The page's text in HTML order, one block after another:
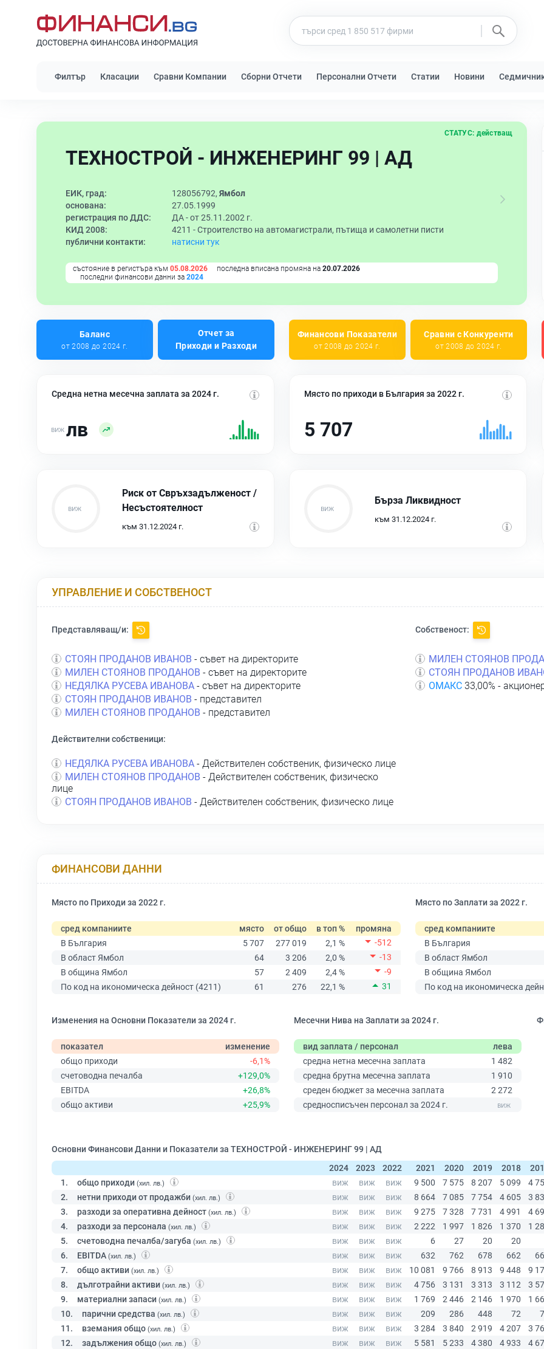
Филтър Класации Сравни Компании Сборни Отчети Персонални Отчети Статии Новини
ТЕХНОСТРОЙ - ИНЖЕНЕРИНГ 99 | АД
СТАТУС: действащ
ЕИК, град: 128056792, Ямбол
основана:
27.05.1999
регистрация по ДДС:
ДА - от 25.11.2002 г.
КИД 2008:
4211 -Строителство на автомагистрали, пътища и самолетни писти
публични контакти:
натисни тук
състояние в регистъра към 05.08.2026 последна вписана промяна на 20.07.2026
последни финансови данни за 2024
Баланс
от 2008 до 2024 г.
Отчет за
Приходи и Разходи
Финансови Показатели
от 2008 до 2024 г.
Сравни с Конкуренти
от 2008 до 2024 г.
Средна нетна месечна заплата за 2024 г.
лв
Място по приходи в България за 2022 г.
5 707
Риск от Свръхзадълженост /
Несъстоятелност
към 31.12.2024 г.
Бърза Ликвидност
към 31.12.2024 г.
УПРАВЛЕНИЕ И СОБСТВЕНОСТ
Представляващ/и:
СТОЯН ПРОДАНОВ ИВАНОВ - съвет на директорите
МИЛЕН СТОЯНОВ ПРОДАНОВ - съвет на директорите
НЕДЯЛКА РУСЕВА ИВАНОВА - съвет на директорите
СТОЯН ПРОДАНОВ ИВАНОВ - представител
МИЛЕН СТОЯНОВ ПРОДАНОВ - представител
Собственост:
МИЛЕН СТОЯНОВ
СТОЯН ПРОДАНОВ
ОМАКС 33,00% -
Действителни собственици:
НЕДЯЛКА РУСЕВА ИВАНОВА - Действителен собственик, физическо лице
МИЛЕН СТОЯНОВ ПРОДАНОВ - Действителен собственик, физическо
лице
СТОЯН ПРОДАНОВ ИВАНОВ - Действителен собственик, физическо лице
ФИНАНСОВИ ДАННИ
Място по Приходи за 2022 г.
сред компаниите място от общо в топ %
промяна
В България
5 707 277 019 2,1 %
-512
В област Ямбол
64 3 206 2,0 %
-13
В община Ямбол
57 2 409 2,4 %
-9
По код на икономическа дейност (4211)
61 276 22,1 % 31
Място по Заплати за 2022 г.
сред компаниите
В България
В област Ямбол
В община Ямбол
По код на икономическа
Изменения на Основни Показатели за 2024 г.
показател
изменение
общо приходи
-6,1%
счетоводна печалба
+129,0%
EBITDA
+26,8%
общо активи
+25,9%
Месечни Нива на Заплати за 2024 г.
вид заплата / персонал
лева
средна нетна месечна заплата
1 482
средна брутна месечна заплата
1 910
среден бюджет за месечна заплата
2 272
средносписъчен персонал за 2024 г.
Основни Финансови Данни и Показатели за ТЕХНОСТРОЙ - ИНЖЕНЕРИНГ 99 | АД
2024
2023 2022 2021 2020 2019 2018
1.
общо приходи (хил. лв.)
2. нетни приходи от продажби (хил. лв.)
3. разходи за оперативна дейност (хил. лв.)
4. разходи за персонала (хил. лв.)
5. счетоводна печалба/загуба (хил. лв.)
6. EBITDA (хил. лв.)
7. общо активи (хил. лв.)
8. дълготрайни активи (хил. лв.)
9. материални запаси (хил. лв.)
10. парични средства (хил. лв.)
11. вземания общо (хил. лв.)
12. задължения общо (хил. лв.)